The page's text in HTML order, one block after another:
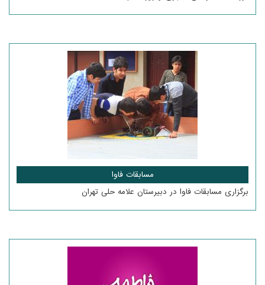
مسابقات فاوا
برگزاری مسابقات فاوا در دبیرستان علامه حلی تهران